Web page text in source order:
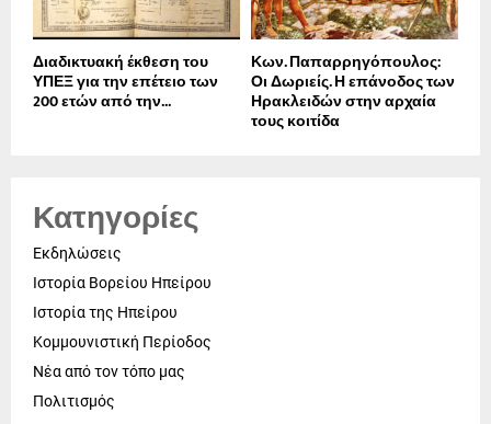
Διαδικτυακή έκθεση του
ΥΠΕΞ για την επέτειο των
200 ετών από την...
Κων. Παπαρρηγόπουλος:
Οι Δωριείς. Η επάνοδος των
Ηρακλειδών στην αρχαία
τους κοιτίδα
Κατηγορίες
Εκδηλώσεις
Ιστορία Βορείου Ηπείρου
Ιστορία της Ηπείρου
Κομμουνιστική Περίοδος
Νέα από τον τόπο μας
Πολιτισμός